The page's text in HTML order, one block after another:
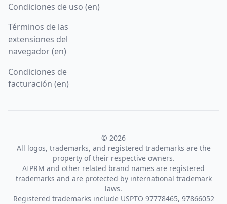
Condiciones de uso (en)
Términos de las
extensiones del
navegador (en)
Condiciones de
facturación (en)
© 2026
All logos, trademarks, and registered trademarks are the
property of their respective owners.
AIPRM and other related brand names are registered
trademarks and are protected by international trademark
laws.
Registered trademarks include USPTO 97778465, 97866052